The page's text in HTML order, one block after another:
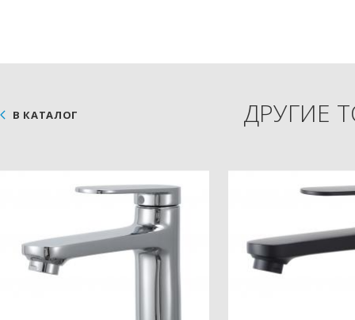
ДРУГИЕ
В КАТАЛОГ